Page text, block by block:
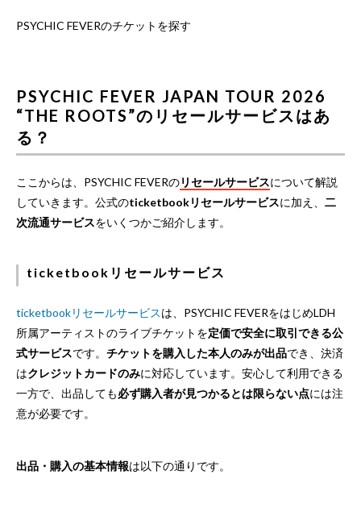
PSYCHIC FEVERのチケットを探す
PSYCHIC FEVER JAPAN TOUR 2026
“THE ROOTS”のリセールサービスはあ
る？
ここからは、PSYCHIC FEVERのリセールサービスについて解説
していきます。公式のticketbookリセールサービスに加え、 二
次流通サービスをいくつかご紹介します。
ticketbookリセールサービス
ticketbookリセールサービスは、PSYCHIC FEVERをはじめLDH
所属アーティストのライブチケットを定価で安全に取引できる公
式サービスです。 チケットを購入した本人のみが出品でき、決済
はクレジットカードのみに対応しています。安心して利用できる
一方で、出品しても必ず購入者が見つかるとは限らない点には注
意が必要です。
出品・購入の基本情報は以下の通りです。